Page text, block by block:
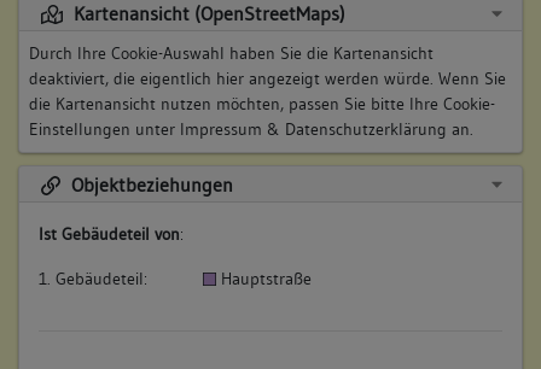
Kartenansicht (OpenStreetMaps)
Durch Ihre Cookie-Auswahl haben Sie die Kartenansicht
deaktiviert, die eigentlich hier angezeigt werden würde. Wenn Sie
die Kartenansicht nutzen möchten, passen Sie bitte Ihre Cookie-
Einstellungen unter Impressum & Datenschutzerklärung an.
Objektbeziehungen
Ist Gebäudeteil von:
1. Gebäudeteil: Hauptstraße